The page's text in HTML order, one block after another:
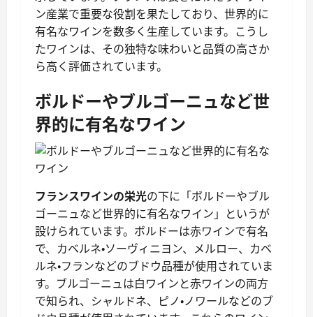
ン産業で重要な役割を果たしており、世界的に
有名なワインを数多く生産しています。こうし
たワインは、その独特な味わいと品質の高さか
ら高く評価されています。
ボルドーやブルゴーニュなど世
界的に有名なワイン
フランスワインの栄光の下に「ボルドーやブル
ゴーニュなど世界的に有名なワイン」というが
設けられています。ボルドーは赤ワインで有名
で、カベルネ・ソーヴィニヨン、メルロー、カベ
ルネ・フランなどのブドウ品種が使用されていま
す。ブルゴーニュは白ワインと赤ワインの両方
で知られ、シャルドネ、ピノ・ノワールなどのブ